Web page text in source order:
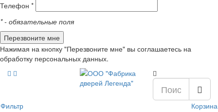
Телефон *
*- обязательные поля
Нажимая на кнопку "Перезвоните мне" вы соглашаетесь на
обработку персональных данных.
Фильтр Корзина